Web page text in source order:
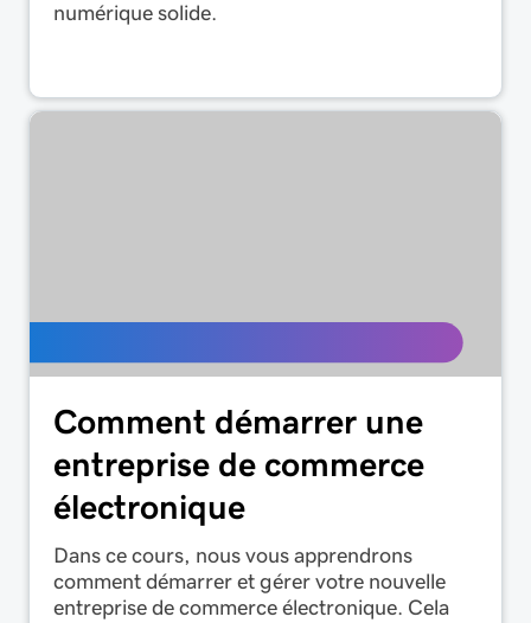
numérique solide.
Comment démarrer une
entreprise de commerce
électronique
Dans ce cours, nous vous apprendrons
comment démarrer et gérer votre nouvelle
entreprise de commerce électronique. Cela